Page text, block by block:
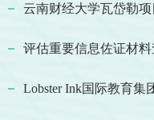
云南财经大学瓦岱勒
评估重要信息佐证材